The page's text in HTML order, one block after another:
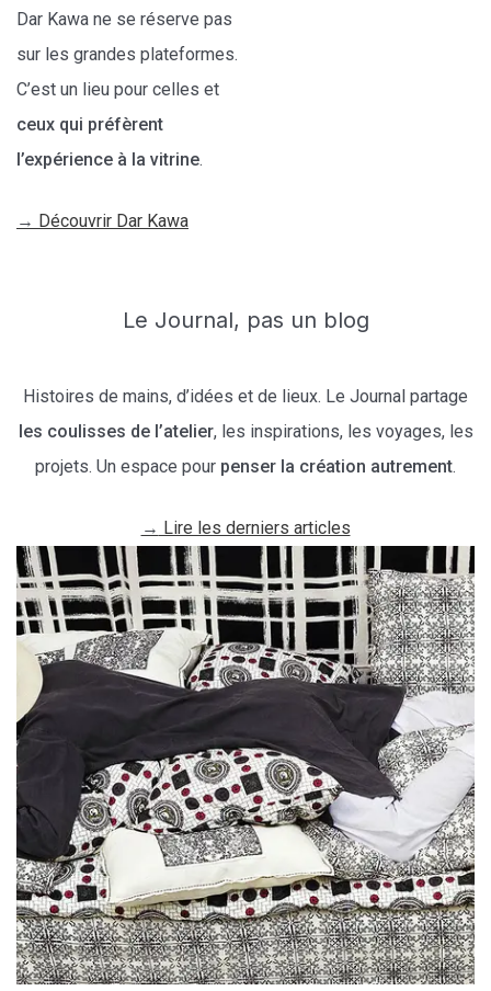
Dar Kawa ne se réserve pas
sur les grandes plateformes.
C’est un lieu pour celles et
ceux qui préfèrent
l’expérience à la vitrine.
→ Découvrir Dar Kawa
Le Journal, pas un blog
Histoires de mains, d’idées et de lieux. Le Journal partage
les coulisses de l’atelier, les inspirations, les voyages, les
projets. Un espace pour penser la création autrement.
→ Lire les derniers articles